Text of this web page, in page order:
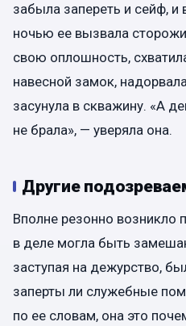
забыла запереть и сейф,
ночью ее вызвала
свою оплошность,
навесной замок,
засунула в скважину. «А
не брала», — уверяла она.
Другие
Вполне резонно возникло
в деле могла быть
заступая на дежурство,
заперты ли служебные
по ее словам, она это